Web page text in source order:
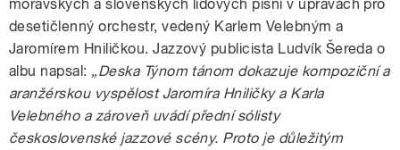
moravských a slovenských lidových písní v úpravách pro
desetičlenný orchestr, vedený Karlem Velebným a
Jaromírem Hniličkou. Jazzový publicista Ludvík Šereda o
albu napsal: „Deska Týnom tánom dokazuje kompoziční a
aranžérskou vyspělost Jaromíra Hniličky a Karla
Velebného a zároveň uvádí přední sólisty
československé jazzové scény. Proto je důležitým